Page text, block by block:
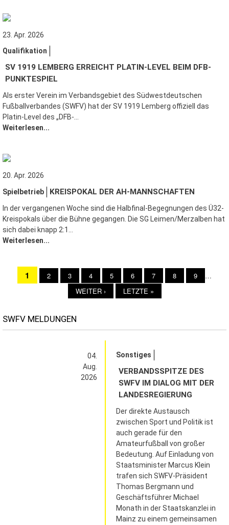
23. Apr. 2026
Qualifikation
SV 1919 LEMBERG ERREICHT PLATIN-LEVEL BEIM DFB-
PUNKTESPIEL
Als erster Verein im Verbandsgebiet des Südwestdeutschen
Fußballverbandes (SWFV) hat der SV 1919 Lemberg offiziell das
Platin-Level des „DFB-…
Weiterlesen...
20. Apr. 2026
Spielbetrieb
KREISPOKAL DER AH-MANNSCHAFTEN
In der vergangenen Woche sind die Halbfinal-Begegnungen des Ü32-
Kreispokals über die Bühne gegangen. Die SG Leimen/Merzalben hat
sich dabei knapp 2:1…
Weiterlesen...
Seitennummerierung
AKTUELLE
SEITE
1 PAGE
2 PAGE
3 PAGE
4 PAGE
5 PAGE
6 PAGE
7 PAGE
8 PAGE
9
…
NÄCHSTE
SEITE
WEITER ›
LETZTE
SEITE
LETZTE »
SWFV MELDUNGEN
04.
Aug.
2026
Sonstiges
VERBANDSSPITZE DES
SWFV IM DIALOG MIT DER
LANDESREGIERUNG
Der direkte Austausch
zwischen Sport und Politik ist
auch gerade für den
Amateurfußball von großer
Bedeutung. Auf Einladung von
Staatsminister Marcus Klein
trafen sich SWFV-Präsident
Thomas Bergmann und
Geschäftsführer Michael
Monath in der Staatskanzlei in
Mainz zu einem gemeinsamen